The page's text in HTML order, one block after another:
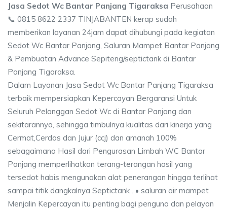
Jasa Sedot Wc Bantar Panjang Tigaraksa Perusahaan
📞 0815 8622 2337 TINJABANTEN kerap sudah
memberikan layanan 24jam dapat dihubungi pada kegiatan
Sedot Wc Bantar Panjang, Saluran Mampet Bantar Panjang
& Pembuatan Advance Sepiteng/septictank di Bantar
Panjang Tigaraksa.
Dalam Layanan Jasa Sedot Wc Bantar Panjang Tigaraksa
terbaik mempersiapkan Kepercayan Bergaransi Untuk
Seluruh Pelanggan Sedot Wc di Bantar Panjang dan
sekitarannya, sehingga timbulnya kualitas dari kinerja yang
Cermat,Cerdas dan Jujur (ccj) dan amanah 100%
sebagaimana Hasil dari Pengurasan Limbah WC Bantar
Panjang memperlihatkan terang-terangan hasil yang
tersedot habis mengunakan alat penerangan hingga terlihat
sampai titik dangkalnya Septictank . • saluran air mampet
Menjalin Kepercayan itu penting bagi penguna dan pelayan